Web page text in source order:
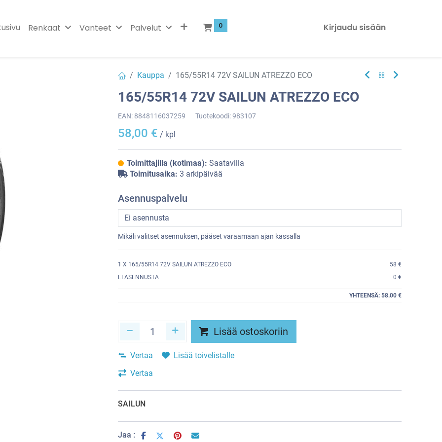
Renkaat Vanteet Palvelut 0 Kirjaudu sisään
Kauppa 165/55R14 72V SAILUN ATREZZO ECO
165/55R14 72V SAILUN ATREZZO ECO
EAN: 8848116037259 Tuotekoodi:983107
58,00 € / kpl
Toimittajilla (kotimaa): Saatavilla
Toimitusaika: 3 arkipäivää
Asennuspalvelu
Mikäli valitset asennuksen, pääset varaamaan ajan kassalla
1 X 165/55R14 72V SAILUN ATREZZO ECO
58 €
EI ASENNUSTA
0 €
YHTEENSÄ: 58.00 €
Lisää ostoskoriin
Vertaa
Lisää toivelistalle
Vertaa
SAILUN
Jaa :